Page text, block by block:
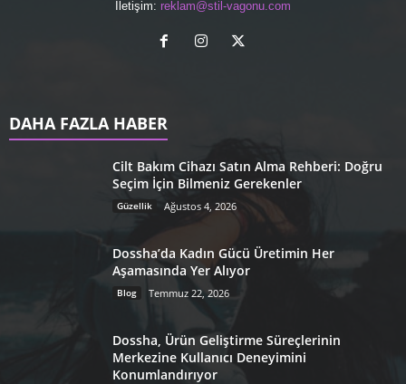
İletişim: reklam@stil-vagonu.com
DAHA FAZLA HABER
Cilt Bakım Cihazı Satın Alma Rehberi: Doğru
Seçim İçin Bilmeniz Gerekenler
Güzellik Ağustos 4, 2026
Dossha’da Kadın Gücü Üretimin Her
Aşamasında Yer Alıyor
Blog Temmuz 22, 2026
Dossha, Ürün Geliştirme Süreçlerinin
Merkezine Kullanıcı Deneyimini
Konumlandırıyor